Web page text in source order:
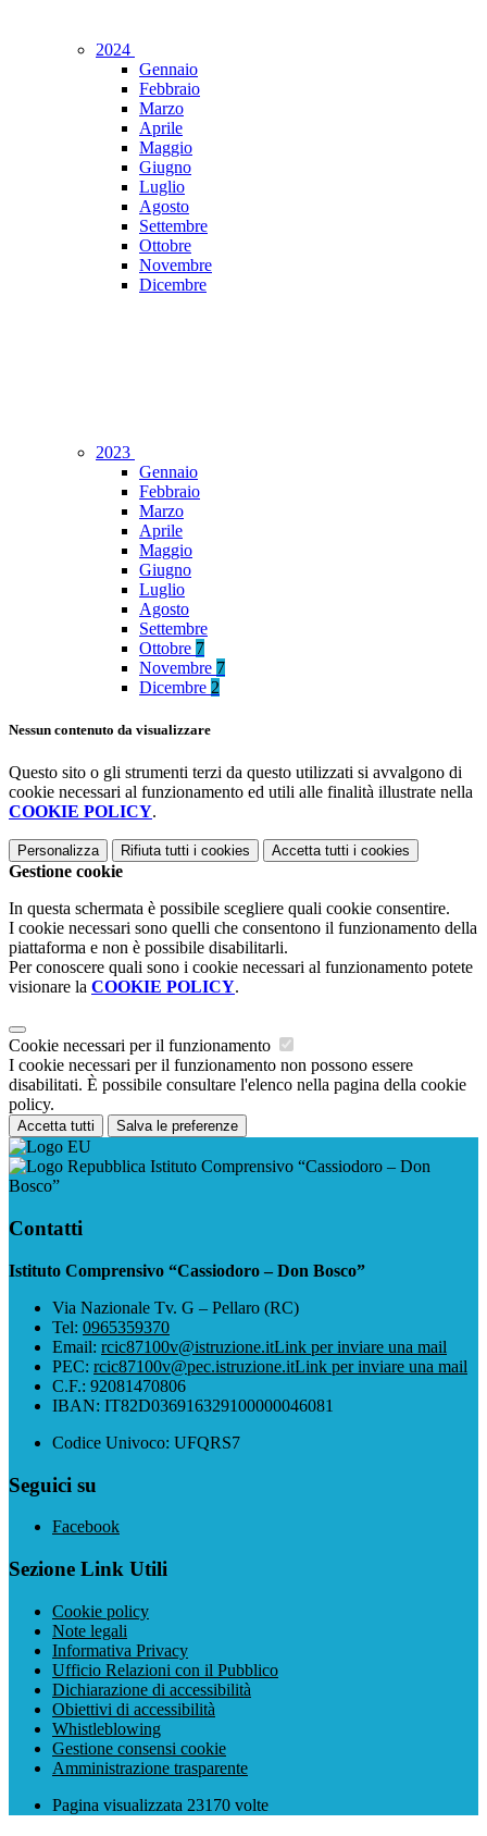
2024
Gennaio
Febbraio
Marzo
Aprile
Maggio
Giugno
Luglio
Agosto
Settembre
Ottobre
Novembre
Dicembre
2023
Gennaio
Febbraio
Marzo
Aprile
Maggio
Giugno
Luglio
Agosto
Settembre
Ottobre 7
Novembre 7
Dicembre 2
Nessun contenuto da visualizzare
Questo sito o gli strumenti terzi da questo utilizzati si avvalgono di
cookie necessari al funzionamento ed utili alle finalità illustrate nella
COOKIE POLICY.
Personalizza Rifiuta tutti i cookies Accetta tutti i cookies
Gestione cookie
In questa schermata è possibile scegliere quali cookie consentire.
I cookie necessari sono quelli che consentono il funzionamento della
piattaforma e non è possibile disabilitarli.
Per conoscere quali sono i cookie necessari al funzionamento potete
visionare la COOKIE POLICY.
Cookie necessari per il funzionamento
I cookie necessari per il funzionamento non possono essere
disabilitati. È possibile consultare l'elenco nella pagina della cookie
policy.
Accetta tutti Salva le preferenze
Istituto Comprensivo “Cassiodoro – Don
Bosco”
Contatti
Istituto Comprensivo “Cassiodoro – Don Bosco”
Via Nazionale Tv. G – Pellaro (RC)
Tel: 0965359370
Email: rcic87100v@istruzione.itLink per inviare una mail
PEC: rcic87100v@pec.istruzione.itLink per inviare una mail
C.F.: 92081470806
IBAN: IT82D036916329100000046081
Codice Univoco: UFQRS7
Seguici su
Facebook
Sezione Link Utili
Cookie policy
Note legali
Informativa Privacy
Ufficio Relazioni con il Pubblico
Dichiarazione di accessibilità
Obiettivi di accessibilità
Whistleblowing
Gestione consensi cookie
Amministrazione trasparente
Pagina visualizzata 23170 volte